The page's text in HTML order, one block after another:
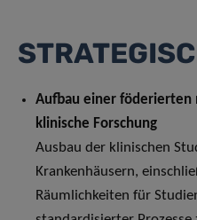
Aufbau einer
klinische Forschung
Ausbau der klinischen
Krankenhäusern,
Räumlichkeiten für